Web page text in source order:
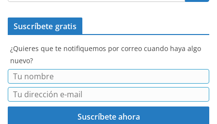
Suscríbete gratis
¿Quieres que te notifiquemos por correo cuando haya algo
nuevo?